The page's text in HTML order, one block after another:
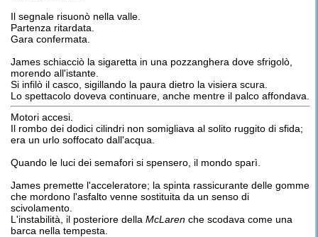
Il segnale risuonò nella valle.
Partenza ritardata.
Gara confermata.
James schiacciò la sigaretta in una pozzanghera dove sfrigolò,
morendo all'istante.
Si infilò il casco, sigillando la paura dietro la visiera scura.
Lo spettacolo doveva continuare, anche mentre il palco affondava.
Motori accesi.
Il rombo dei dodici cilindri non somigliava al solito ruggito di sfida;
era un urlo soffocato dall'acqua.
Quando le luci dei semafori si spensero, il mondo sparì.
James premette l'acceleratore; la spinta rassicurante delle gomme
che mordono l'asfalto venne sostituita da un senso di
scivolamento.
L'instabilità, il posteriore della McLaren che scodava come una
barca nella tempesta.